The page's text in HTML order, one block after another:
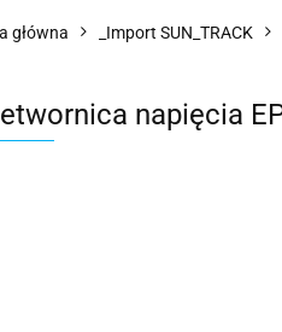
główna _Import SUN_TRACK
napięcia